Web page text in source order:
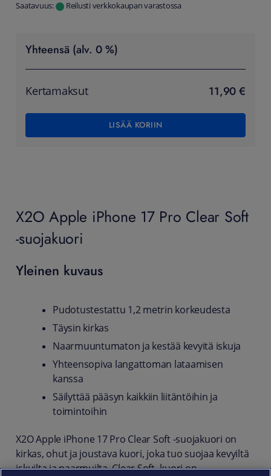
Saatavuus: Reilusti verkkokaupan varastossa
Yhteensä (alv. 0 %)
Kertamaksut 11,90 €
LISÄÄ KORIIN
X2O Apple iPhone 17 Pro Clear Soft
-suojakuori
Yleinen kuvaus
Pudotustestattu 1,2 metrin korkeudesta
Täysin kirkas
Naarmuuntumaton ja kestää kevyitä iskuja
Yhteensopiva langattoman lataamisen
kanssa
Säilyttää pääsyn kaikkiin liitäntöihin ja
toimintoihin
X2O Apple iPhone 17 Pro Clear Soft -suojakuori on
kirkas, ohut ja joustava kuori, joka tuo suojaa kevyiltä
iskuilta ja naarmuilta. Clear Soft -kuori on